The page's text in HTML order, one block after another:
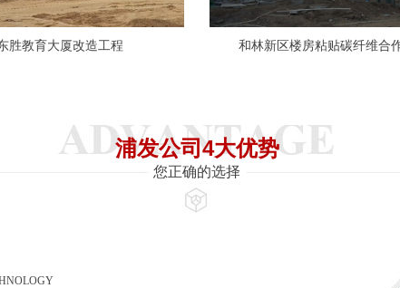
胜教育大厦改造工程 和林新区楼房粘贴碳纤维合
浦发公司4大优势
您正确的选择